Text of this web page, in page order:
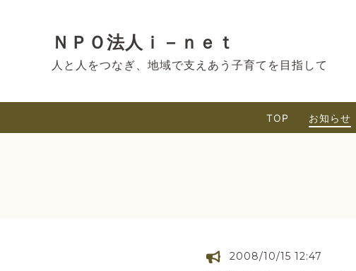
ＮＰＯ法人ｉ－ｎｅｔ
人と人をつなぎ、地域で支えあう子育てを目指して
TOP お知らせ
2008/10/15 12:47